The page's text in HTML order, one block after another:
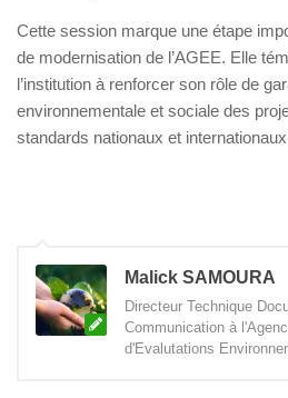
Cette session marque une étape
de modernisation de l’AGEE. Elle
l’institution à renforcer son rôle de
environnementale et sociale des
standards nationaux et
Malick SAMOURA
Directeur Technique
Communication à
d'Evalutations